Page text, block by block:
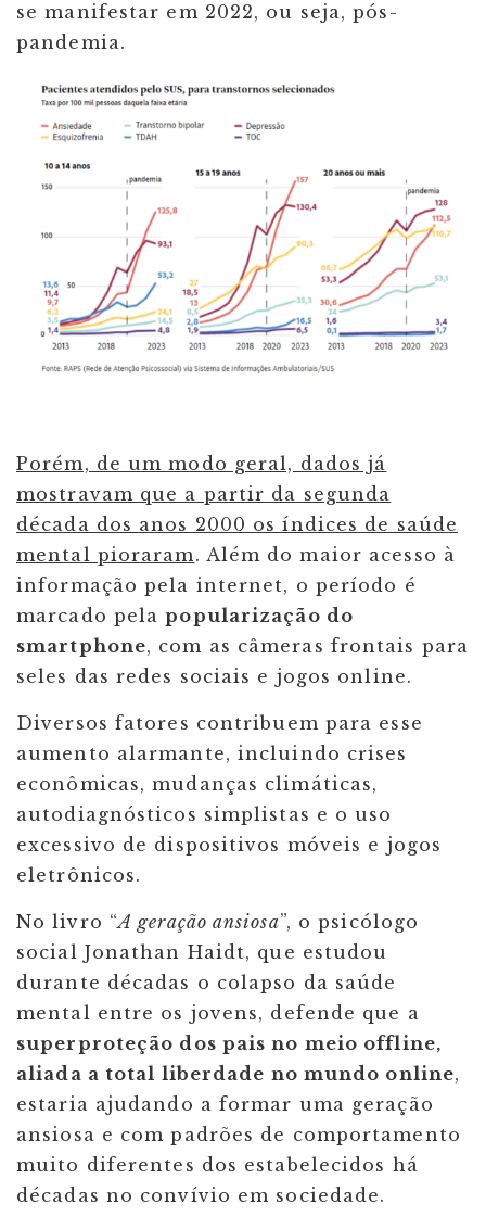
se manifestar em 2022, ou seja, pós-
pandemia.
Porém, de um modo geral, dados já
mostravam que a partir da segunda
década dos anos 2000 os índices de saúde
mental pioraram. Além do maior acesso à
informação pela internet, o período é
marcado pelapopularização do
smartphone, com as câmeras frontais para
seles das redes sociais e jogos online.
Diversos fatores contribuem para esse
aumento alarmante, incluindo crises
econômicas, mudanças climáticas,
autodiagnósticos simplistas e o uso
excessivo de dispositivos móveis e jogos
eletrônicos.
No livro “A geração ansiosa”, o psicólogo
social Jonathan Haidt, que estudou
durante décadas o colapso da saúde
mental entre os jovens, defende que a
superproteção dos pais no meio offline,
aliada a total liberdade no mundo online,
estaria ajudando a formar uma geração
ansiosa e com padrões de comportamento
muito diferentes dos estabelecidos há
décadas no convívio em sociedade.